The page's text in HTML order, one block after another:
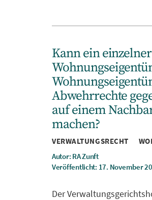
Kann ein einzelner
Abwehrrechte
auf einem
machen?
VERWALTUNGSRECHT
Autor: RA Zunft
Veröffentlicht: 17. November
Der